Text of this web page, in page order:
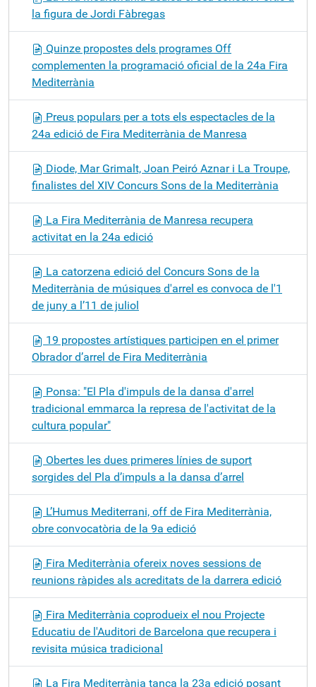
la figura de Jordi Fàbregas
Quinze propostes dels programes Off
complementen la programació oficial de la 24a Fira
Mediterrània
Preus populars per a tots els espectacles de la
24a edició de Fira Mediterrània de Manresa
Diode, Mar Grimalt, Joan Peiró Aznar i La Troupe,
finalistes del XIV Concurs Sons de la Mediterrània
La Fira Mediterrània de Manresa recupera
activitat en la 24a edició
La catorzena edició del Concurs Sons de la
Mediterrània de músiques d'arrel es convoca de l'1
de juny a l’11 de juliol
19 propostes artístiques participen en el primer
Obrador d’arrel de Fira Mediterrània
Ponsa: "El Pla d'impuls de la dansa d'arrel
tradicional emmarca la represa de l'activitat de la
cultura popular"
Obertes les dues primeres línies de suport
sorgides del Pla d’impuls a la dansa d’arrel
L’Humus Mediterrani, off de Fira Mediterrània,
obre convocatòria de la 9a edició
Fira Mediterrània ofereix noves sessions de
reunions ràpides als acreditats de la darrera edició
Fira Mediterrània coprodueix el nou Projecte
Educatiu de l'Auditori de Barcelona que recupera i
revisita música tradicional
La Fira Mediterrània tanca la 23a edició posant